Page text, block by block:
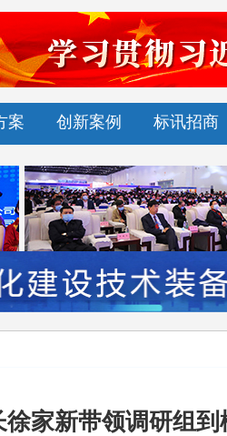
案 创新案例 标讯招商
家新带领调研组